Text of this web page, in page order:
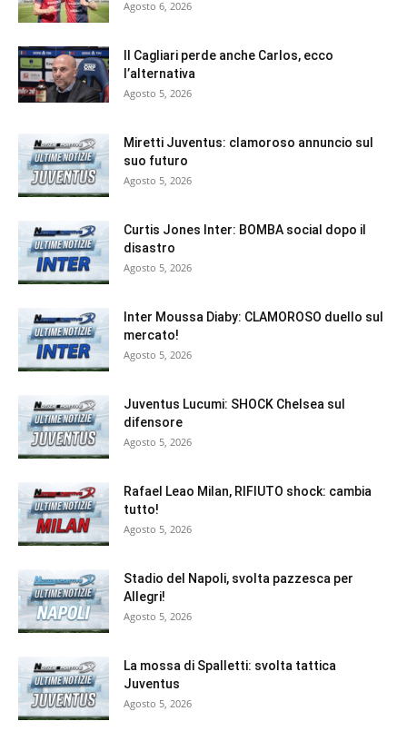
Agosto 6, 2026
Il Cagliari perde anche Carlos, ecco
l’alternativa
Agosto 5, 2026
Miretti Juventus: clamoroso annuncio sul
suo futuro
Agosto 5, 2026
Curtis Jones Inter: BOMBA social dopo il
disastro
Agosto 5, 2026
Inter Moussa Diaby: CLAMOROSO duello sul
mercato!
Agosto 5, 2026
Juventus Lucumi: SHOCK Chelsea sul
difensore
Agosto 5, 2026
Rafael Leao Milan, RIFIUTO shock: cambia
tutto!
Agosto 5, 2026
Stadio del Napoli, svolta pazzesca per
Allegri!
Agosto 5, 2026
La mossa di Spalletti: svolta tattica
Juventus
Agosto 5, 2026